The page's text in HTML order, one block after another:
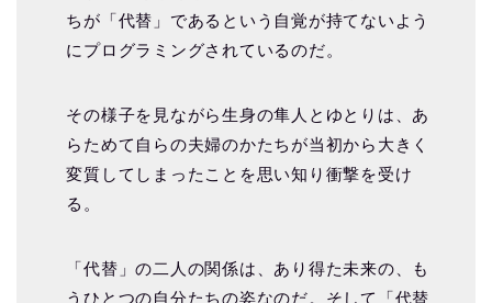
ちが「代替」であるという自覚が持てないよう
にプログラミングされているのだ。
その様子を見ながら生身の隼人とゆとりは、あ
らためて自らの夫婦のかたちが当初から大きく
変質してしまったことを思い知り衝撃を受け
る。
「代替」の二人の関係は、あり得た未来の、も
うひとつの自分たちの姿なのだ。 そして「代替